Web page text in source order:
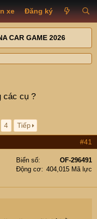
xe Đăng ký
CAR GAME 2026
các cụ ?
4 Tiếp
#41
Biển số
OF-296491
Động cơ
404,015 Mã lực